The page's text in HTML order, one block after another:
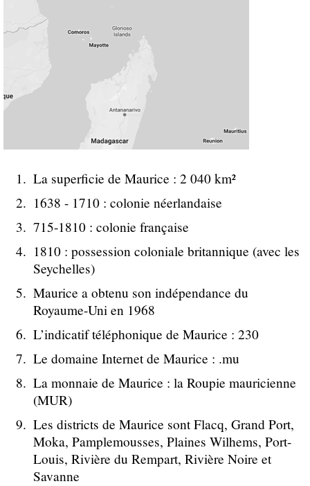
La superficie de Maurice : 2 040 km²
1638 - 1710 : colonie néerlandaise
715-1810 : colonie française
1810 : possession coloniale britannique (avec les
Seychelles)
Maurice a obtenu son indépendance du
Royaume-Uni en 1968
L’indicatif téléphonique de Maurice : 230
Le domaine Internet de Maurice : .mu
La monnaie de Maurice : la Roupie mauricienne
(MUR)
Les districts de Maurice sont Flacq, Grand Port,
Moka, Pamplemousses, Plaines Wilhems, Port-
Louis, Rivière du Rempart, Rivière Noire et
Savanne